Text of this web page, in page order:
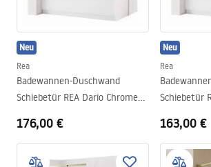
Neu
Rea
Badewannen-Duschwand
Schiebetür REA Dario Chrome
176,00 €
Neu
Rea
Schiebetür
163,00 €